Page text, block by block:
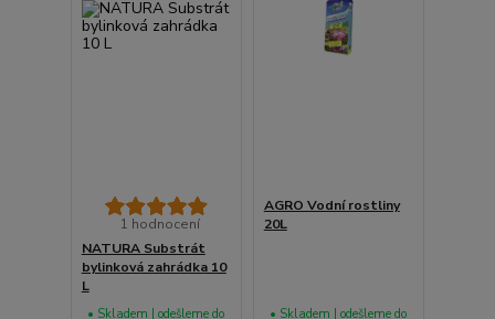
1 hodnocení
NATURA Substrát
bylinková zahrádka 10
L
• Skladem | odešleme do
AGRO Vodní rostliny
20L
• Skladem | odešleme do